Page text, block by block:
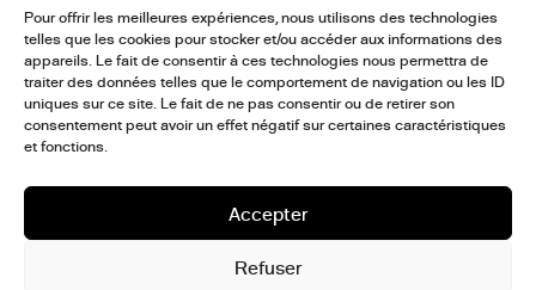
Pour offrir les meilleures expériences, nous utilisons des technologies
telles que les cookies pour stocker et/ou accéder aux informations des
appareils. Le fait de consentir à ces technologies nous permettra de
traiter des données telles que le comportement de navigation ou les ID
uniques sur ce site. Le fait de ne pas consentir ou de retirer son
consentement peut avoir un effet négatif sur certaines caractéristiques
et fonctions.
Accepter
Refuser
TVK – Exposition Surédifier, Fontenay-sous-Bois, 2026 © Myr Muratet –
Guillaume Mithieux – Julien Hourcade